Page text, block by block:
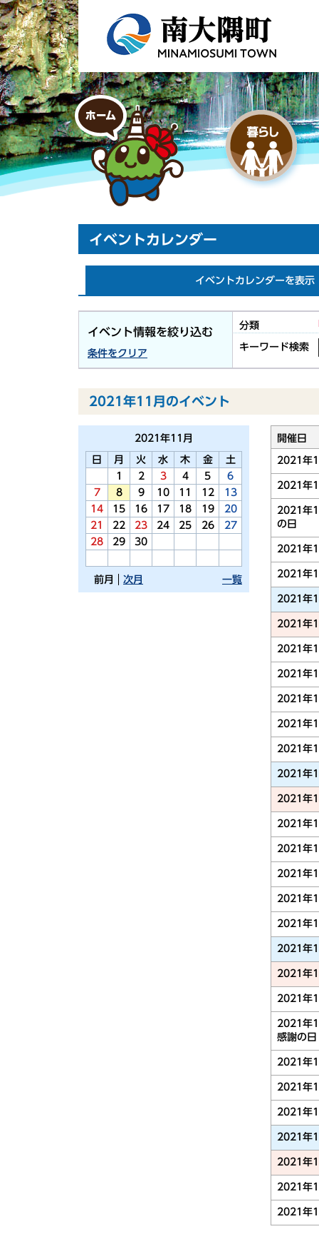
イベントカレンダー
イベントカレンダーを表示
イベント情報を絞り込む
条件をクリア
分類
キーワード検索
2021年11月のイベント
2021年11月
日 月 火 水 木 金
土
1
2 3 4 5
6
7
8 9 10 11 12
13
14
15 16 17 18 19
20
21
22 23 24 25 26
27
28
29 30
前月 一覧
次月
開催日
2021年
2021年
2021年
の日
2021年
2021年
2021年
2021年
2021年
2021年
2021年
2021年
2021年
2021年
2021年
2021年
2021年
2021年
2021年
2021年
2021年
2021年
2021年
2021年
感謝の日
2021年
2021年
2021年
2021年
2021年
2021年
2021年